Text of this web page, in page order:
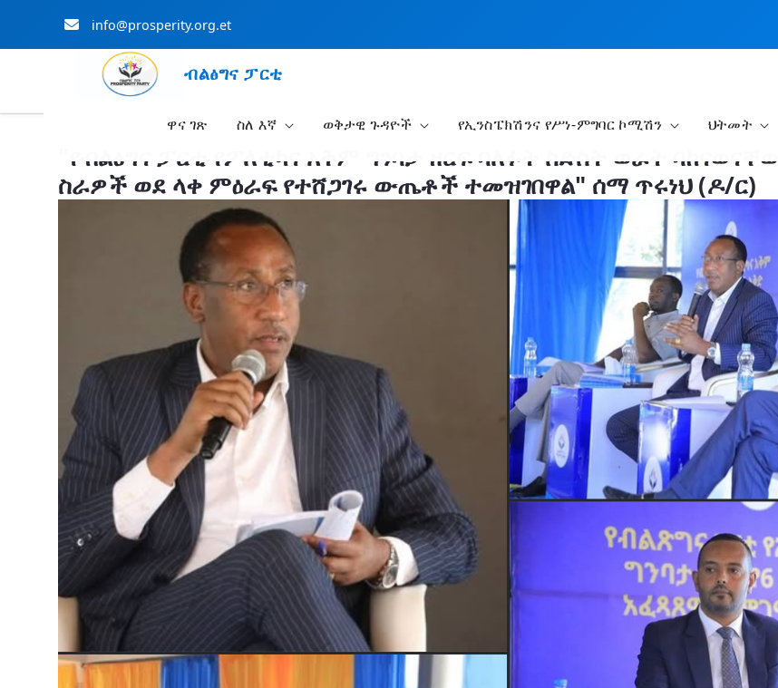
info@prosperity.org.et
ብልፅግና ፓርቲ
ዋና ገጽ ስለ እኛ ወቅታዊ ጉዳዮች የኢንስፔክሽንና የሥነ-ምግባር ኮሚሽን ህትመት
"የብልፅግና ፓርቲ የፖለቲካና አቅም ግንባታ ዘርፍ ባለፉት ስድስት ወራት ባከናወናቸው
ስራዎች ወደ ላቀ ምዕራፍ የተሸጋገሩ ውጤቶች ተመዝገበዋል" ሰማ ጥሩነህ (ዶ/ር)